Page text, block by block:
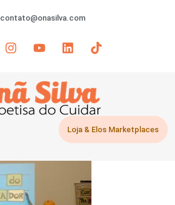
contato@onasilva.com
Loja & Elos Marketplaces